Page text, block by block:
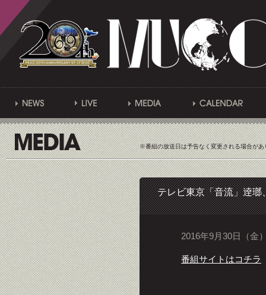
※番組の放送日は予告なく変更される場合が
テレビ東京「音流」逹瑯
2016年9月30日（金
番組サイトはコチラ